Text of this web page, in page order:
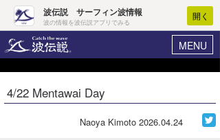
波伝説 サーフィン波情報
波の情報を波伝説アプリでみる
開く
MENU
ヘルプ マイホーム
ログイン
4/22 Mentawai Day
Naoya Kimoto 2026.04.24
Core Surf Japan